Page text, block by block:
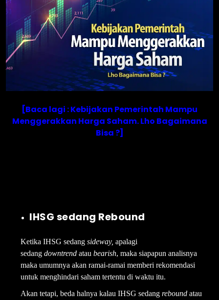
[Baca lagi : Kebijakan Pemerintah Mampu
Menggerakkan Harga Saham. Lho Bagaimana
Bisa ?]
IHSG sedang Rebound
Ketika IHSG sedang sideway, apalagi
sedang downtrend atau bearish, maka siapapun analisnya
maka umumnya akan ramai-ramai memberi rekomendasi
untuk menghindari saham tertentu di waktu itu.
Akan tetapi, beda halnya kalau IHSG sedang rebound atau